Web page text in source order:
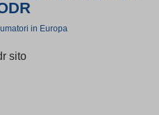
in Europa